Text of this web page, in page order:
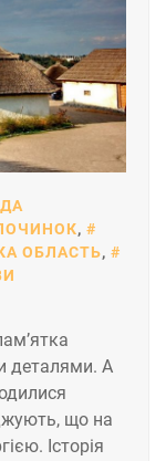
,
ОБЛАСТЬ,
деталями. А
що на
Історія